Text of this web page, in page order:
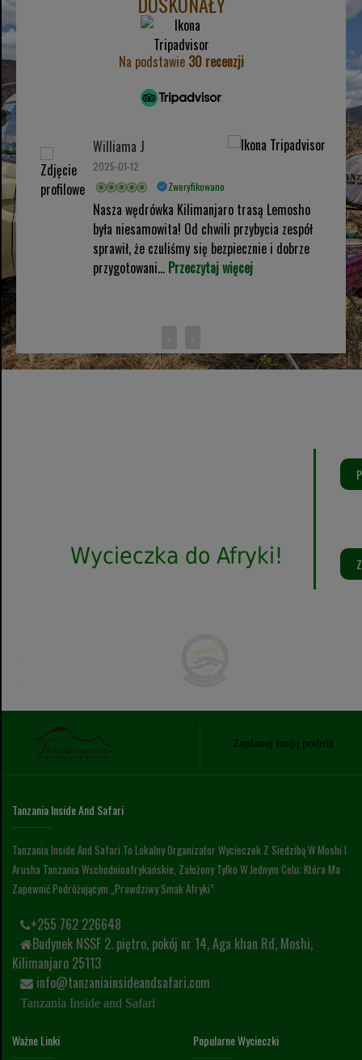
Na podstawie 30 recenzji
Williama J
2025-01-12
Zweryfikowano
Nasza wędrówka Kilimanjaro trasą Lemosho
była niesamowita! Od chwili przybycia zespół
sprawił, że czuliśmy się bezpiecznie i dobrze
przygotowani... Przeczytaj więcej
Wycieczka do Afryki!
Zaplanuj moją podróż
Tanzania Inside And Safari
Tanzania Inside And Safari To Lokalny Organizator Wycieczek Z Siedzibą W Moshi I
Arusha Tanzania Wschodnioafrykańskie, Założony Tylko W Jednym Celu; Która Ma
Zapewnić Podróżującym „prawdziwy Smak Afryki”
+255 762 226648
Budynek NSSF 2. piętro, pokój nr 14, Aga khan Rd, Moshi,
Kilimanjaro 25113
info@tanzaniainsideandsafari.com
Tanzania Inside and Safari
Ważne Linki Popularne Wycieczki